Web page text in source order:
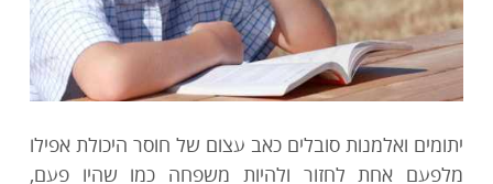
יתומים ואלמנות סובלים כאב עצום של חוסר היכולת אפילו
מלפעם אחת לחזור ולהיות משפחה כמו שהיו פעם,